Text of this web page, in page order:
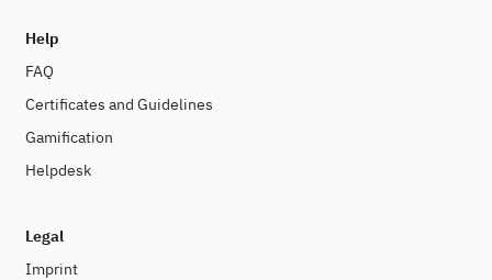
Help
FAQ
Certificates and Guidelines
Gamification
Helpdesk
Legal
Imprint